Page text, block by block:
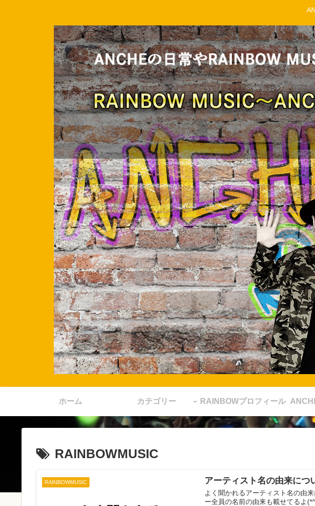
ホーム カテゴリー RAINBOWプロフィール
RAINBOWMUSIC
RAINBOWMUSIC アーティスト名の由来につ
よく聞かれるアーティスト名の由
ー全員の名前の由来も載せてるよ